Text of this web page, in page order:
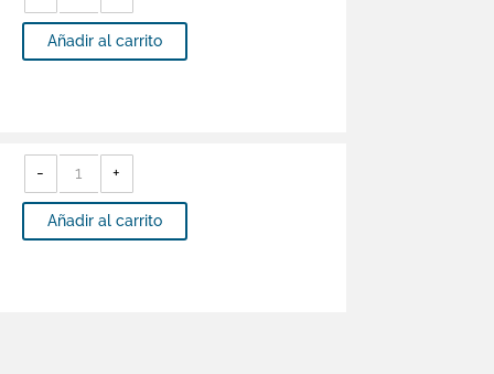
ALIMENTADOR
DE
FRUTAS
-
Añadir al carrito
-
PRIORI
Babero
cantidad
+
Añadir al carrito